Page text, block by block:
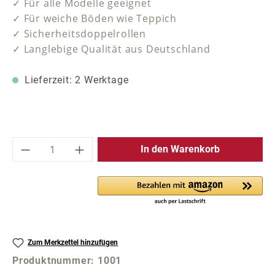
✓ Für alle Modelle geeignet
✓ Für weiche Böden wie Teppich
✓ Sicherheitsdoppelrollen
✓ Langlebige Qualität aus Deutschland
Lieferzeit: 2 Werktage
Produkt Anzahl: Gib den gewünschten
In den Warenkorb
Zum Merkzettel hinzufügen
Produktnummer: 1001